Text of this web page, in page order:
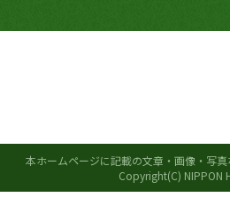
本ホームページに記載の文章・画像・写
Copyright(C) NIPPON